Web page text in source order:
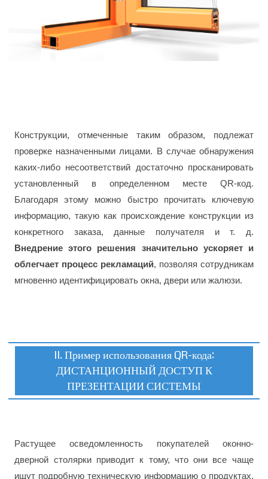
Конструкции, отмеченные таким образом, подлежат
проверке назначенными лицами. В случае обнаружения
каких-либо несоответствий достаточно просканировать
установленный в определенном месте QR-код.
Благодаря этому можно быстро прочитать ключевую
информацию, такую как происхождение конструкции из
конкретного заказа, данные получателя и т. д.
Внедрение этого решения значительно ускоряет и
облегчает процесс рекламаций, позволяя сотрудникам
мгновенно идентифицировать окна, двери или жалюзи.
II. Пример использования QR-кода:
ДИСТАНЦИОННЫЙ ДОСТУП К
ПРЕЗЕНТАЦИИ СИСТЕМЫ
Растущее осведомленность покупателей оконно-
дверной столярки приводит к тому, что они все чаще
ищут подробную техническую информацию о продуктах,